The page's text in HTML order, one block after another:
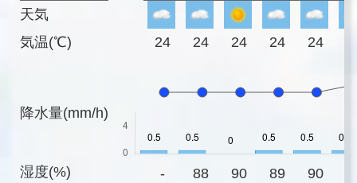
天気
気温(℃)
降水量(mm/h)
湿度(%)
24 24 24 24 24
- 88 90 89 90